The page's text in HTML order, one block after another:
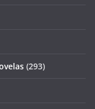
(293)